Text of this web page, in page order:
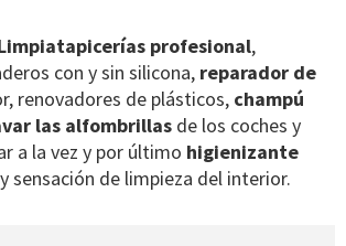
profesional,
con y sin silicona, reparador de
renovadores de plásticos, champú
las alfombrillas de los coches y
a la vez y por último higienizante
sensación de limpieza del interior.